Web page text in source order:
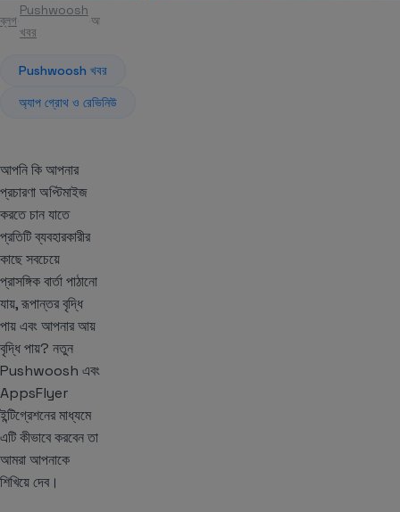
ব্লগ
Pushwoosh
খবর
Pushwoosh খবর
অ্যাপ গ্রোথ ও রেভিনিউ
আপনি কি আপনার
প্রচারণা অপ্টিমাইজ
করতে চান যাতে
প্রতিটি ব্যবহারকারীর
কাছে সবচেয়ে
প্রাসঙ্গিক বার্তা পাঠানো
যায়, রূপান্তর বৃদ্ধি
পায় এবং আপনার আয়
বৃদ্ধি পায়? নতুন
Pushwoosh এবং
AppsFlyer
ইন্টিগ্রেশনের মাধ্যমে
এটি কীভাবে করবেন তা
আমরা আপনাকে
শিখিয়ে দেব।